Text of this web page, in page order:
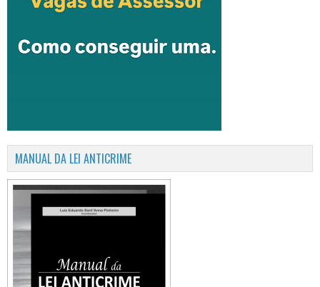
MANUAL DA LEI ANTICRIME